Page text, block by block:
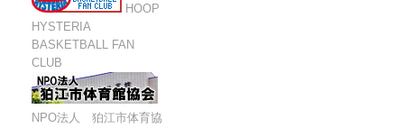
HOOP
HYSTERIA
BASKETBALL FAN
CLUB
NPO法人 狛江市体育協